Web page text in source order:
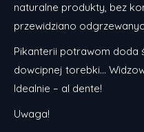
naturalne produkty, bez
przewidziano
Pikanterii potrawom doda
dowcipnej torebki…
Idealnie – al dente!
Uwaga!